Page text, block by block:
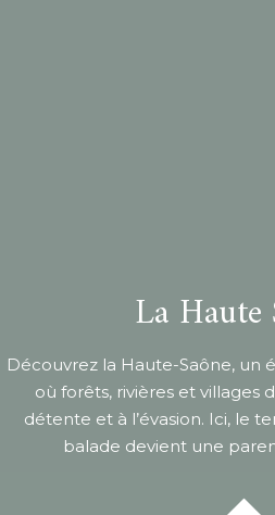
La Haute
Découvrez la Haute-Saône, un
où forêts, rivières et villages
détente et à l’évasion. Ici, le
balade devient une